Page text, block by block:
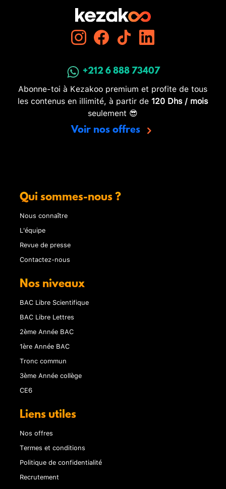
+212 6 888 73407
Abonne-toi à Kezakoo premium et profite de tous
les contenus en illimité, à partir de 120 Dhs / mois
seulement 😎
Voir nos offres
Qui sommes-nous ?
Nous connaître
L'équipe
Revue de presse
Contactez-nous
Nos niveaux
BAC Libre Scientifique
BAC Libre Lettres
2ème Année BAC
1ère Année BAC
Tronc commun
3ème Année collège
CE6
Liens utiles
Nos offres
Termes et conditions
Politique de confidentialité
Recrutement